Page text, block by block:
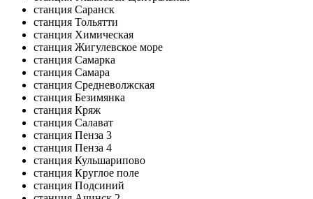
станция Саранск
станция Тольятти
станция Химическая
станция Жигулевское море
станция Самарка
станция Самара
станция Средневолжская
станция Безимянка
станция Кряж
станция Салават
станция Пенза 3
станция Пенза 4
станция Кульшарипово
станция Круглое поле
станция Подсиний